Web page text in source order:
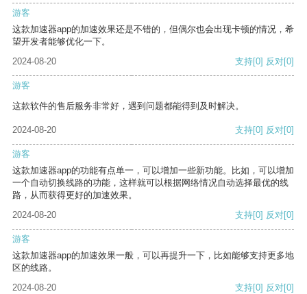
游客
这款加速器app的加速效果还是不错的，但偶尔也会出现卡顿的情况，希
望开发者能够优化一下。
2024-08-20
支持[0] 反对[0]
游客
这款软件的售后服务非常好，遇到问题都能得到及时解决。
2024-08-20 支持[0] 反对[0]
游客
这款加速器app的功能有点单一，可以增加一些新功能。比如，可以增加
一个自动切换线路的功能，这样就可以根据网络情况自动选择最优的线
路，从而获得更好的加速效果。
2024-08-20
支持[0] 反对[0]
游客
这款加速器app的加速效果一般，可以再提升一下，比如能够支持更多地
区的线路。
2024-08-20
支持[0] 反对[0]